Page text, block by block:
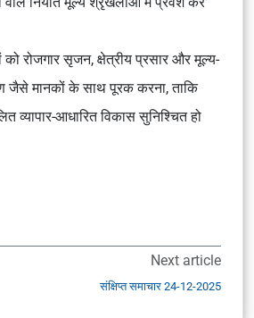
को रोजगार सृजन, क्षेत्रीय प्रसार और मूल्य-
जैसे मानकों के साथ पूरक करना, ताकि
व्यापार-आधारित विकाससुनिश्चित हो
Next article
संक्षिप्त समाचार 24-12-2025